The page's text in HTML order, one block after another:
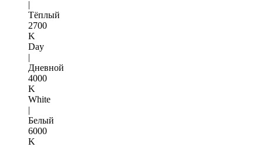
|
Тёплый
2700
K
Day
|
Дневной
4000
K
White
|
Белый
6000
K